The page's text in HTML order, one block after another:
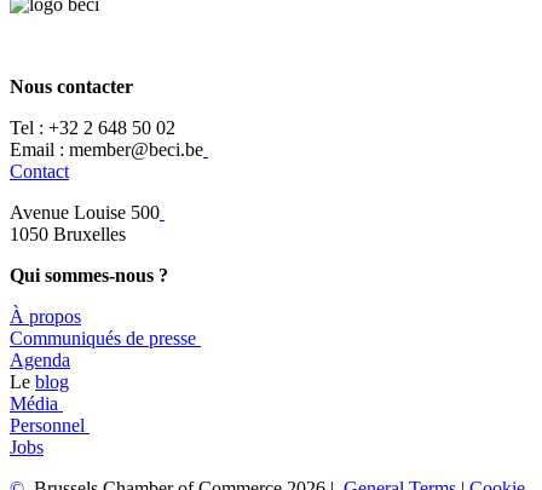
Nous contacter
Tel : +32 2 648 50 02​
​​Email : member@beci.be
Contact
Avenue Louise 500
​1050 Bruxelles
Qui sommes-nous ?
À propos
​​Communiqués de presse
​Agenda
​​Le blog
​Média
Personnel
Jobs